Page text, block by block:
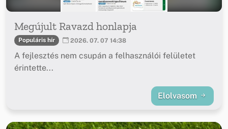
Megújult Ravazd honlapja
Populáris hír 2026. 07. 07 14:38
A fejlesztés nem csupán a felhasználói felületet
érintette...
Elolvasom